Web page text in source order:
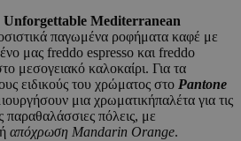
Unforgettable Mediterranean
παγωμένα ροφήματα καφέ με
μας freddo espresso και freddo
μεσογειακό καλοκαίρι. Για τα
ειδικούς του χρώματος στο Pantone
μια χρωματικήπαλέτα για τις
παραθαλάσσιες πόλεις, με
απόχρωση Mandarin Orange.